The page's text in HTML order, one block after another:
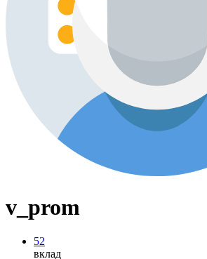
v_prom
52
вклад